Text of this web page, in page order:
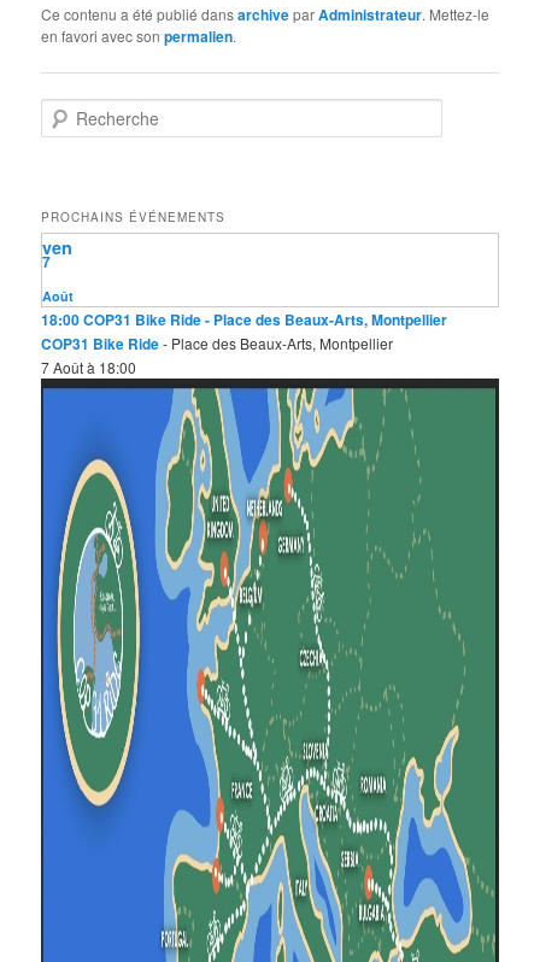
Ce contenu a été publié dansarchiveparAdministrateur. Mettez-le
en favori avec sonpermalien.
e
r
c
h
e
PROCHAINS ÉVÉNEMENTS
Août
7
ven
18:00COP31 Bike Ride- Place des Beaux-Arts, Montpellier
COP31 Bike Ride- Place des Beaux-Arts, Montpellier
7 Août à 18:00